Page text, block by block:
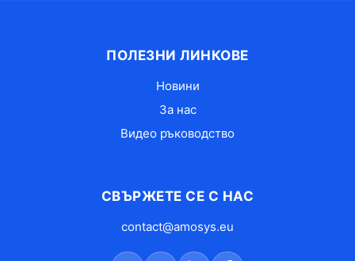
ПОЛЕЗНИ ЛИНКОВЕ
Новини
За нас
Видео ръководство
СВЪРЖЕТЕ СЕ С НАС
contact@amosys.eu